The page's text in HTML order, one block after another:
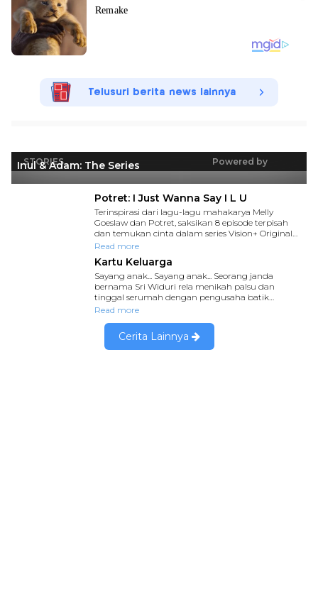
Telusuri berita news lainnya